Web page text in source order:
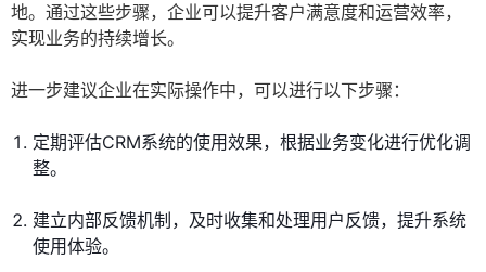
地。通过这些步骤，企业可以提升客户满意度和运营效率，
实现业务的持续增长。
进一步建议企业在实际操作中，可以进行以下步骤：
定期评估CRM系统的使用效果，根据业务变化进行优化调
整。
建立内部反馈机制，及时收集和处理用户反馈，提升系统
使用体验。